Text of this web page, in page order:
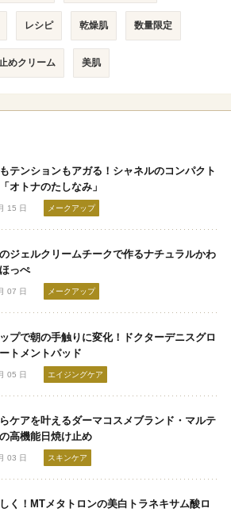
レシピ 乾燥肌 数量限定
めクリーム 美肌
テンションもアガる！シャネルのコンパクト
オトナのたしなみ」
15 日 メークアップ
ジェルクリームチークで作るナチュラルかわ
っぺ
07 日 メークアップ
プで朝の手触りに変化！ドクターデニスグロ
トメントパッド
05 日 エイジングケア
ケアを叶えるダーマコスメブランド・マルテ
高機能日焼け止め
03 日 スキンケア
く！MTメタトロンの美白トラネキサム酸ロ